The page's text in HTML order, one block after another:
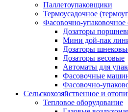
Паллетоупаковщики
Термоусадочное
Фасовочно-упаковочное
Дозаторы
Мини дой-пак
Дозаторы
Дозаторы весовые
Автоматы для
Фасовочные
Фасовочно-
Сельскохозяйственное и
Тепловое оборудование